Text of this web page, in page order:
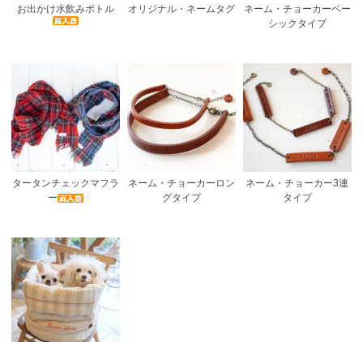
お出かけ水飲みボトル オリジナル・ネームタグ
ネーム・チョーカーベー
シックタイプ
タータンチェックマフラ
ー
ネーム・チョーカーロン
グタイプ
ネーム・チョーカー3連
タイプ